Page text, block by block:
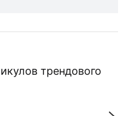
трендового